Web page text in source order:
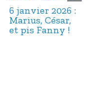
6 janvier 2026 :
Marius, César,
et pis Fanny !